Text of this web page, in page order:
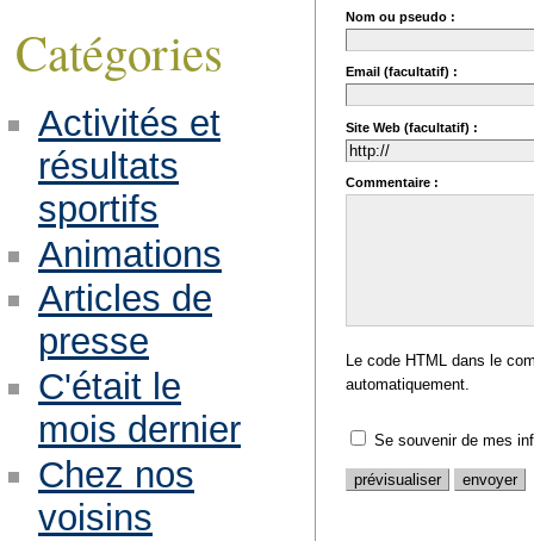
Nom ou pseudo :
Email (facultatif) :
Site Web (facultatif) :
Commentaire :
Le code HTML dans le
automatiquement.
Se souvenir de mes
Catégories
Activités et
résultats
sportifs
Animations
Articles de
presse
C'était le
mois dernier
Chez nos
voisins